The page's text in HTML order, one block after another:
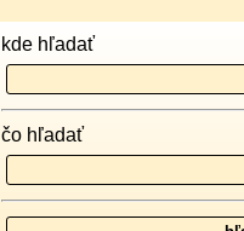
kde hľadať
čo hľadať